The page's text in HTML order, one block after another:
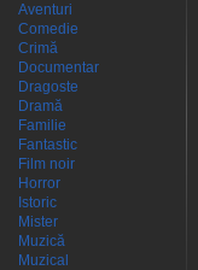
Aventuri
Comedie
Crimă
Documentar
Dragoste
Dramă
Familie
Fantastic
Film noir
Horror
Istoric
Mister
Muzică
Muzical